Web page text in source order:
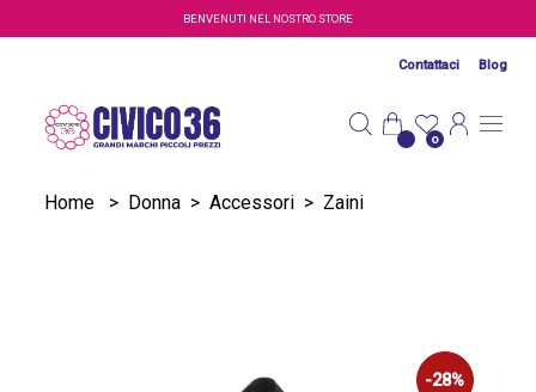
Salta al contenuto principaleBENVENUTI NEL NOSTRO STORE
Contattaci Blog
0
Home > Donna > Accessori > Zaini
-28%